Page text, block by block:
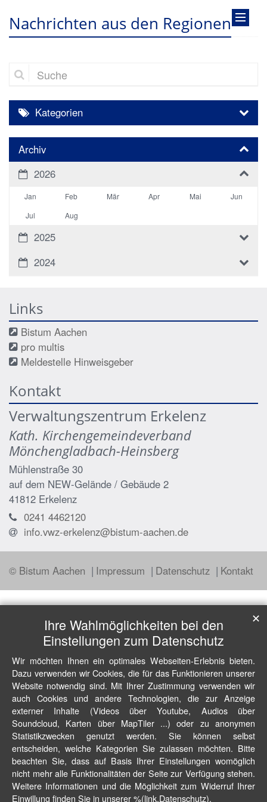
Nachrichten aus den Regionen
Suche
Kategorien
Archiv
2026
Jan Feb Mär Apr Mai
Jun
Jul
Aug
2025
2024
Links
Bistum Aachen
pro multis
Meldestelle Hinweisgeber
Kontakt
Verwaltungszentrum Erkelenz
Kath. Kirchengemeindeverband
Mönchengladbach-Heinsberg
Mühlenstraße 30
auf dem NEW-Gelände / Gebäude 2
41812 Erkelenz
0241 4462120
info.vwz-erkelenz@bistum-aachen.de
© Bistum Aachen Impressum Datenschutz Kontakt
Ihre Wahlmöglichkeiten bei den
Einstellungen zum Datenschutz
Wir möchten Ihnen ein optimales Webseiten-Erlebnis bieten.
Dazu verwenden wir Cookies, die für das Funktionieren unserer
Website notwendig sind. Mit Ihrer Zustimmung verwenden wir
auch Cookies und andere Technologien, die zur Anzeige
externer Inhalte (Videos über Youtube, Audios über
Soundcloud, Karten über MapTiler ...) oder zu anonymen
Statistikzwecken genutzt werden. Sie können selbst
entscheiden, welche Kategorien Sie zulassen möchten. Bitte
beachten Sie, dass auf Basis Ihrer Einstellungen womöglich
nicht mehr alle Funktionalitäten der Seite zur Verfügung stehen.
Weitere Informationen und die Möglichkeit zum Widerruf Ihrer
Einwillung finden Sie in unserer %(link.Datenschutz).
✕